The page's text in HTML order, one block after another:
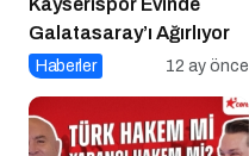
Kayserispor Evinde
Galatasaray’ı Ağırlıyor
Haberler 12 ay önce